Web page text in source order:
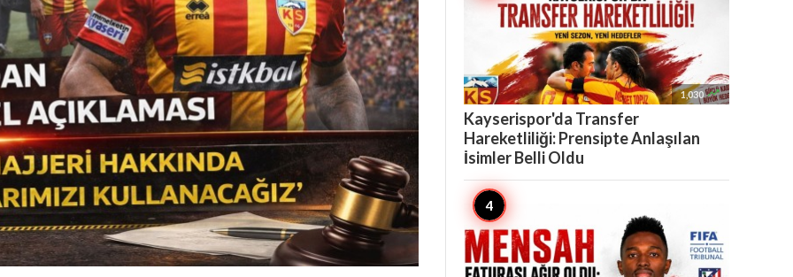
1,030 
Kayserispor'da Transfer
Hareketliliği: Prensipte Anlaşılan
İsimler Belli Oldu